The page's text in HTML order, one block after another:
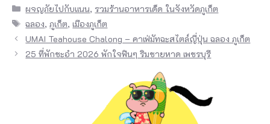
Categories
ผจญภัยไปกับแนน, รวมร้านอาหารเด็ด ในจังหวัดภูเก็ต
Tags
ฉลอง,ภูเก็ต,เมืองภูเก็ต
UMAI Teahouse Chalong – คาเฟ่มัทฉะสไตล์ญี่ปุ่น ฉลอง ภูเก็ต
25 ที่พักชะอำ 2026 พักใจฟินๆ ริมชายหาด เพชรบุรี